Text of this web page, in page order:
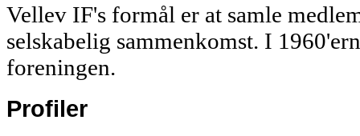
Vellev IF's formål er at samle
selskabelig sammenkomst. I
foreningen.
Profiler